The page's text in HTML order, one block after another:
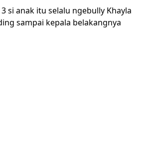
si anak itu selalu ngebully Khayla
sampai kepala belakangnya